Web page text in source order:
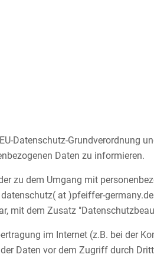
Datenschutz-Grundverordnung
Daten zu informieren.
zu dem Umgang mit
at )pfeiffer-
mit dem Zusatz
im Internet (z.B. bei der
Daten vor dem Zugriff durch